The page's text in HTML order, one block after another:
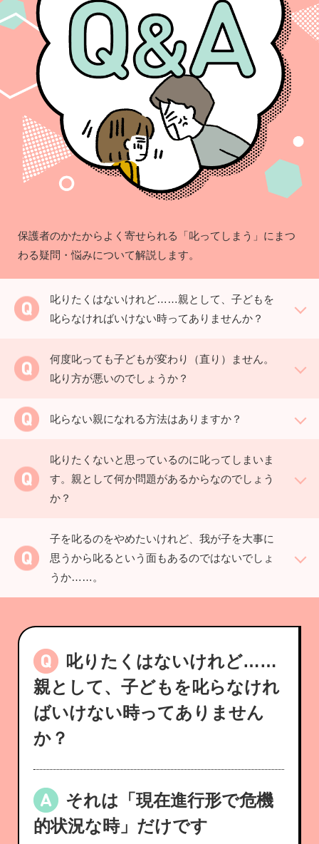
保護者のかたからよく寄せられる「叱ってしまう」にまつ
わる疑問・悩みについて解説します。
叱りたくはないけれど……親として、子どもを
叱らなければいけない時ってありませんか？
何度叱っても子どもが変わり（直り）ません。
叱り方が悪いのでしょうか？
叱らない親になれる方法はありますか？
叱りたくないと思っているのに叱ってしまいま
す。親として何か問題があるからなのでしょう
か？
子を叱るのをやめたいけれど、我が子を大事に
思うから叱るという面もあるのではないでしょ
うか……。
叱りたくはないけれど……
親として、子どもを叱らなけれ
ばいけない時ってありません
か？
それは「現在進行形で危機
的状況な時」だけです